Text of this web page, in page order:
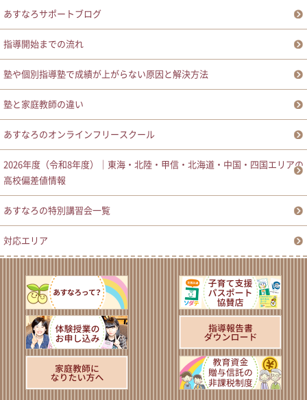
あすなろサポートブログ
指導開始までの流れ
塾や個別指導塾で成績が上がらない原因と解決方法
塾と家庭教師の違い
あすなろのオンラインフリースクール
2026年度（令和8年度）｜東海・北陸・甲信・北海道・中国・四国エリアの
高校偏差値情報
あすなろの特別講習会一覧
対応エリア